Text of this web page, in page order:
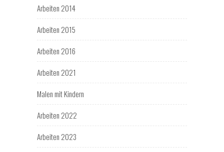
Arbeiten 2014
Arbeiten 2015
Arbeiten 2016
Arbeiten 2021
Malen mit Kindern
Arbeiten 2022
Arbeiten 2023